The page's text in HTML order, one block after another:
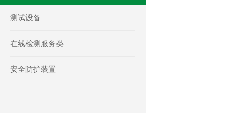
测试设备
在线检测服务类
安全防护装置